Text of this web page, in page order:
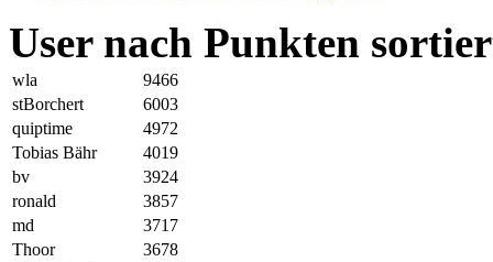
User nach Punkten
wla
9466
stBorchert
6003
quiptime
4972
Tobias Bähr
4019
bv
3924
ronald
3857
md
3717
Thoor
3678